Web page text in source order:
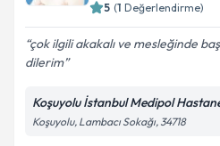
5 (1 Değerlendirme)
çok ilgili akakalı ve mesleğinde
dilerim
Koşuyolu İstanbul Medipol
Koşuyolu, Lambacı Sokağı, 34718